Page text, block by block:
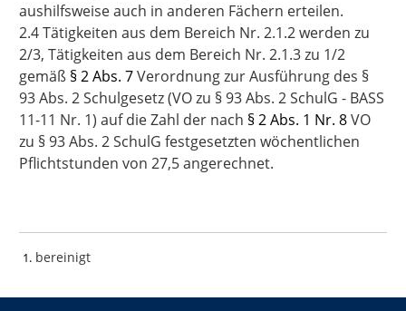
aushilfsweise auch in anderen Fächern erteilen.
2.4 Tätigkeiten aus dem Bereich Nr. 2.1.2 werden zu
2/3, Tätigkeiten aus dem Bereich Nr. 2.1.3 zu 1/2
gemäß § 2 Abs. 7Verordnung zur Ausführung des §
93 Abs. 2 Schulgesetz (VO zu § 93 Abs. 2 SchulG - BASS
11-11 Nr. 1) auf die Zahl der nach § 2 Abs. 1 Nr. 8VO
zu § 93 Abs. 2 SchulG festgesetzten wöchentlichen
Pflichtstunden von 27,5 angerechnet.
1 bereinigt